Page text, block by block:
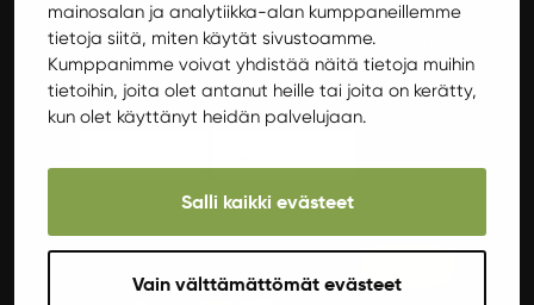
mainosalan ja analytiikka-alan kumppaneillemme
tietoja siitä, miten käytät sivustoamme.
Kumppanimme voivat yhdistää näitä tietoja muihin
tietoihin, joita olet antanut heille tai joita on kerätty,
kun olet käyttänyt heidän palvelujaan.
Salli kaikki evästeet
Vain välttämättömät evästeet
Helena Pölläsen stand up soolo Aina saa hävetä
on hersyvän henkilökohtainen ja itse askarreltu
komediallinen diagnoosi ihmiskunnan
hirvittävimmästä tunteesta, eli häpeästä.